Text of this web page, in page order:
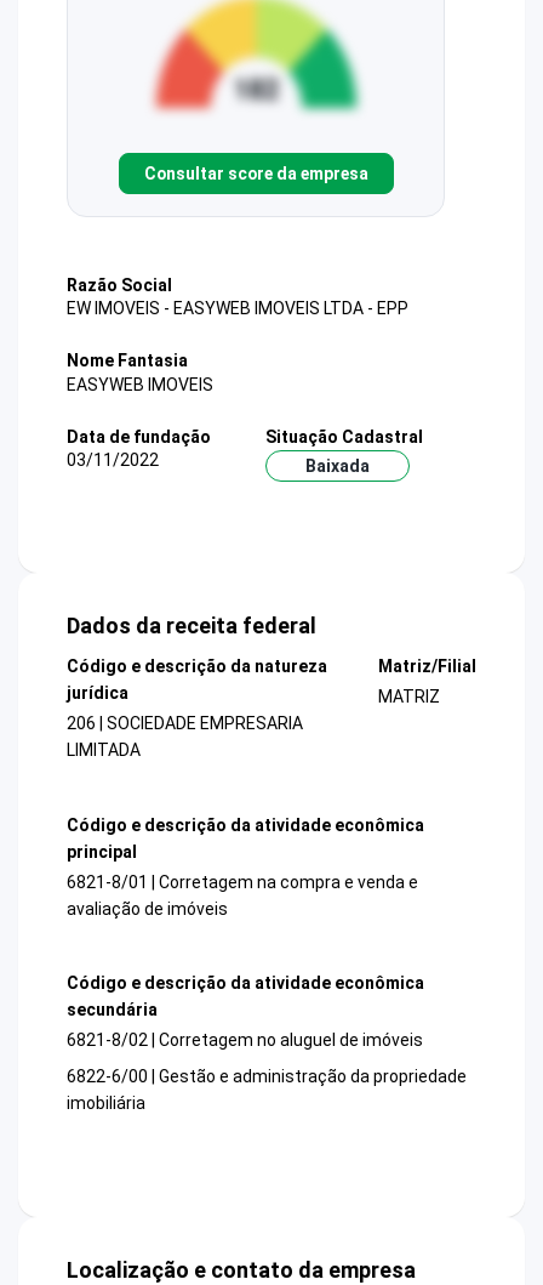
Consultar score da empresa
Razão Social
EW IMOVEIS - EASYWEB IMOVEIS LTDA - EPP
Nome Fantasia
EASYWEB IMOVEIS
Data de fundação
03/11/2022
Situação Cadastral
Baixada
Dados da receita federal
Código e descrição da natureza
jurídica
206 | SOCIEDADE EMPRESARIA
LIMITADA
Matriz/Filial
MATRIZ
Código e descrição da atividade econômica
principal
6821-8/01 | Corretagem na compra e venda e
avaliação de imóveis
Código e descrição da atividade econômica
secundária
6821-8/02 | Corretagem no aluguel de imóveis
6822-6/00 | Gestão e administração da propriedade
imobiliária
Localização e contato da empresa